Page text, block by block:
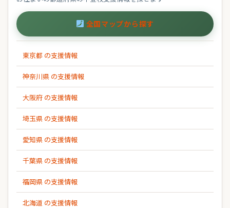
全国マップから探す
東京都 の支援情報
神奈川県 の支援情報
大阪府 の支援情報
埼玉県 の支援情報
愛知県 の支援情報
千葉県 の支援情報
福岡県 の支援情報
北海道 の支援情報